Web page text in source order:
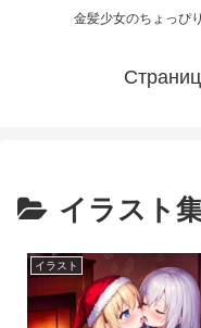
金髪少女のちょっぴ
イラスト
イラスト